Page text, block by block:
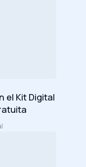
el Kit Digital